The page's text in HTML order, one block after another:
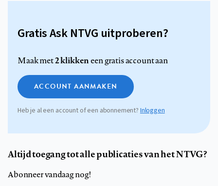
Gratis Ask NTVG uitproberen?
Maak met2 klikkeneen gratis account aan
ACCOUNT AANMAKEN
Heb je al een account of een abonnement?Inloggen
Altijd toegang tot alle publicaties van het NTVG?
Abonneer vandaag nog!